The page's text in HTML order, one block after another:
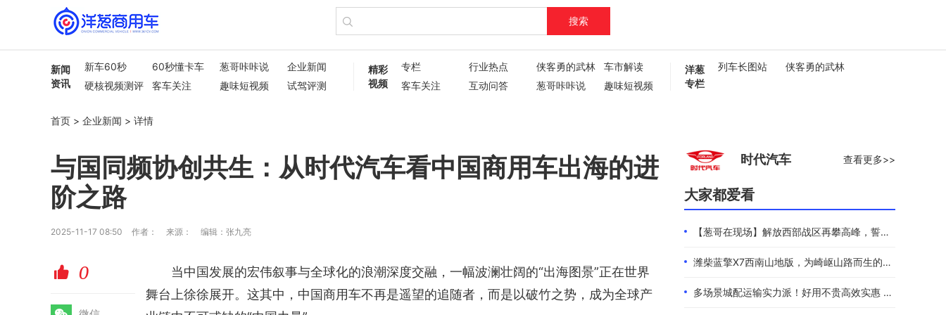
搜索
新闻
资讯
新车60秒 60秒懂卡车 葱哥咔咔说
企业新闻
硬核视频测评
客车关注 趣味短视频
试驾评测
精彩
视频
专栏 行业热点 侠客勇的武林
车市解读
客车关注
互动问答 葱哥咔咔说
趣味短视频
洋葱
专栏
列车长图站 侠客勇的武林
首页 > 企业新闻 > 详情
与国同频协创共生：从时代汽车看中国商用车出海的进
阶之路
2025-11-17 08:50 作者： 来源： 编辑：张九亮
赞 0
当中国发展的宏伟叙事与全球化的浪潮深度交融，一幅波澜壮阔的“出海图景”正在世界
舞台上徐徐展开。这其中，中国商用车不再是遥望的追随者，而是以破竹之势，成为全球产
时代汽车 查看更多>>
大家都爱看
【葱哥在现场】解放西部战区再攀高峰，誓夺全年4.4万辆
潍柴蓝擎X7西南山地版，为崎岖山路而生的高效物流伙伴
多场景城配运输实力派！好用不贵高效实惠 101度4米2选蓝擎EHMAX